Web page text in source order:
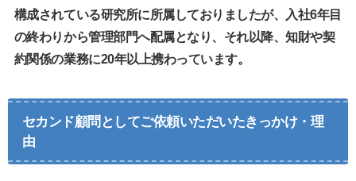
構成されている研究所に所属しておりましたが、入社6年目
の終わりから管理部門へ配属となり、それ以降、知財や契
約関係の業務に20年以上携わっています。
セカンド顧問としてご依頼いただいたきっかけ・理
由